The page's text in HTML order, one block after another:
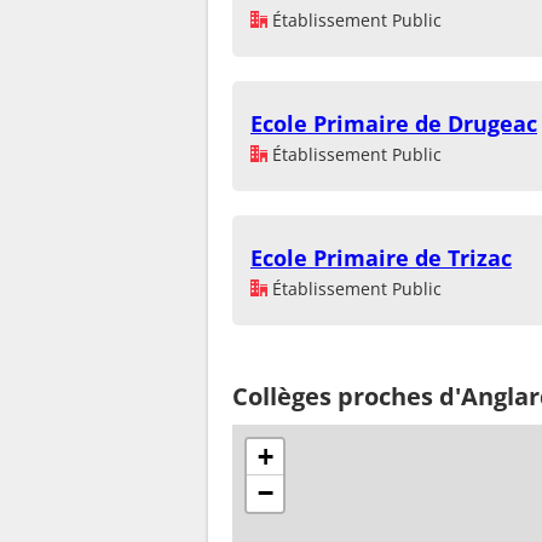
Établissement Public
Ecole Primaire de Drugeac
Établissement Public
Ecole Primaire de Trizac
Établissement Public
Collèges proches
+
−